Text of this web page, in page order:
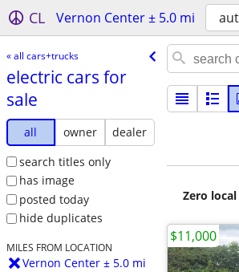
CL Vernon Center ± 5.0 mi
« all cars+trucks
electric cars for
sale
all owner
dealer
search titles only
has image
posted today
hide duplicates
MILES FROM LOCATION
Vernon Center ± 5.0 mi
Zero
$11,000